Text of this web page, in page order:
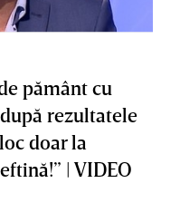
pământ cu
rezultatele
doar la
| VIDEO